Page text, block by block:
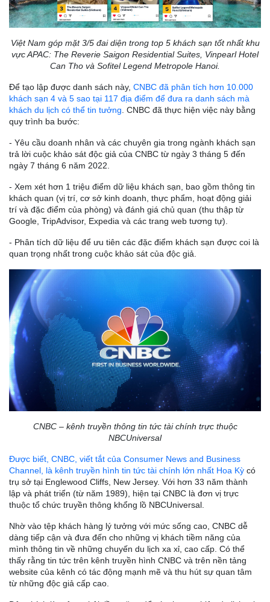
Việt Nam góp mặt 3/5 đai diện trong top 5 khách sạn tốt nhất khu
vực APAC: The Reverie Saigon Residential Suites, Vinpearl Hotel
Can Tho và Sofitel Legend Metropole Hanoi.
Để tạo lập được danh sách này, CNBC đã phân tích hơn 10.000
khách sạn 4 và 5 sao tại 117 địa điểm để đưa ra danh sách mà
khách du lịch có thể tin tưởng . CNBC đã thực hiện việc này bằng
quy trình ba bước:
- Yêu cầu doanh nhân và các chuyên gia trong ngành khách sạn
trả lời cuộc khảo sát độc giả của CNBC từ ngày 3 tháng 5 đến
ngày 7 tháng 6 năm 2022.
- Xem xét hơn 1 triệu điểm dữ liệu khách sạn, bao gồm thông tin
khách quan (vị trí, cơ sở kinh doanh, thực phẩm, hoạt động giải
trí và đặc điểm của phòng) và đánh giá chủ quan (thu thập từ
Google, TripAdvisor, Expedia và các trang web tương tự).
- Phân tích dữ liệu để ưu tiên các đặc điểm khách sạn được coi là
quan trọng nhất trong cuộc khảo sát của độc giả.
CNBC – kênh truyền thông tin tức tài chính trực thuộc
NBCUniversal
Được biết, CNBC, viết tắt của Consumer News and Business
Channel, là kênh truyền hình tin tức tài chính lớn nhất Hoa Kỳ có
trụ sở tại Englewood Cliffs, New Jersey. Với hơn 33 năm thành
lập và phát triển (từ năm 1989), hiện tại CNBC là đơn vị trực
thuộc tổ chức truyền thông khổng lồ NBCUniversal.
Nhờ vào tệp khách hàng lý tưởng với mức sống cao, CNBC dễ
dàng tiếp cận và đưa đến cho những vị khách tiềm năng của
mình thông tin về những chuyến du lịch xa xỉ, cao cấp. Có thể
thấy rằng tin tức trên kênh truyền hình CNBC và trên nền tảng
website của kênh có tác động mạnh mẽ và thu hút sự quan tâm
từ những độc giả cấp cao.